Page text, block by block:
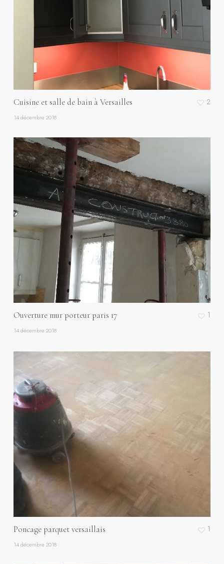
Cuisine et salle de bain à Versailles
14 décembre 2018
2
Ouverture mur porteur paris 17
14 décembre 2018
1
Poncage parquet versaillais
14 décembre 2018
1